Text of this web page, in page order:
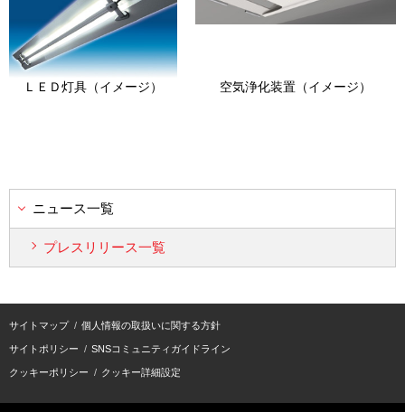
ＬＥＤ灯具（イメージ） 空気浄化装置（イメージ）
ニュース一覧
プレスリリース一覧
サイトマップ 個人情報の取扱いに関する方針
サイトポリシー SNSコミュニティガイドライン
クッキーポリシー クッキー詳細設定